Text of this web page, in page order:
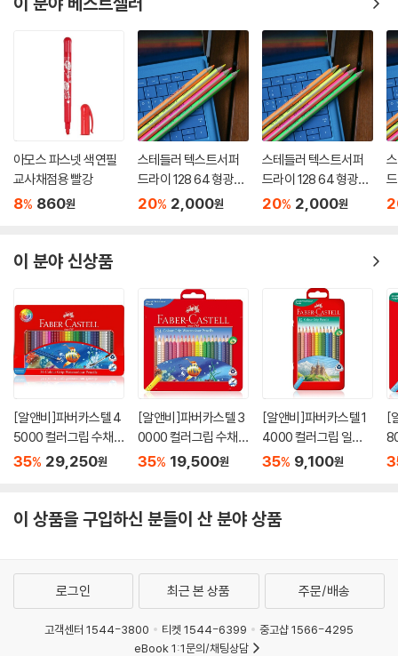
아모스 파스넷 색연필
교사채점용 빨강
8% 860원
스테들러 텍스트서퍼
드라이 128 64 형광색
연필
20% 2,000원
스테들러 텍스트서퍼
드라이 128 64 형광색
연필
20% 2,000원
이 분야 신상품
[알앤비]파버카스텔 4
5000 컬러그립 수채
색연필 36색 틴케이스
35% 29,250원
[알앤비]파버카스텔 3
0000 컬러그립 수채
색연필 24색 틴케이스
35% 19,500원
[알앤비]파버카스텔 1
4000 컬러그립 일반
유성색연필 12색 틴케
35% 9,100원
[
이 상품을 구입하신 분들이 산 분야 상품
로그인 최근 본 상품 주문/배송
고객센터 1544-3800 티켓 1544-6399
중고샵 1566-4295
eBook 1:1문의/채팅상담